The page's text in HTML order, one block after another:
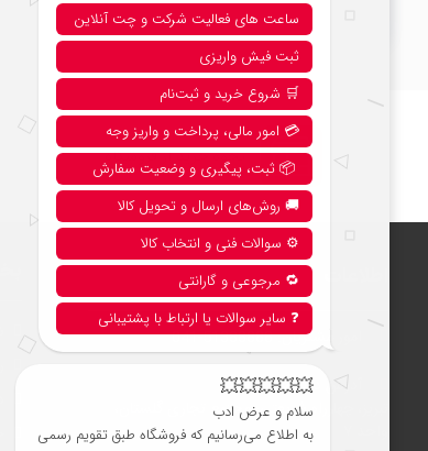
نحوه خرید از فروشگاه
امور مشتریان:041-51388888
آدرس دفتر مرکزی تبریز:
تبریز، چهارراه شریعتی، مجتمع تجاری گلستان،